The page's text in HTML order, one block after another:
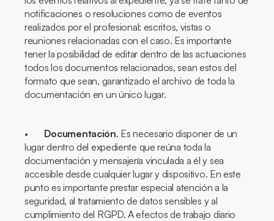
notificaciones o resoluciones como de eventos
realizados por el profesional: escritos, vistas o
reuniones relacionadas con el caso. Es importante
tener la posibilidad de editar dentro de las actuaciones
todos los documentos relacionados, sean estos del
formato que sean, garantizado el archivo de toda la
documentación en un único lugar.
• Documentación. Es necesario disponer de un
lugar dentro del expediente que reúna toda la
documentación y mensajería vinculada a él y sea
accesible desde cualquier lugar y dispositivo. En este
punto es importante prestar especial atención a la
seguridad, al tratamiento de datos sensibles y al
cumplimiento del RGPD. A efectos de trabajo diario